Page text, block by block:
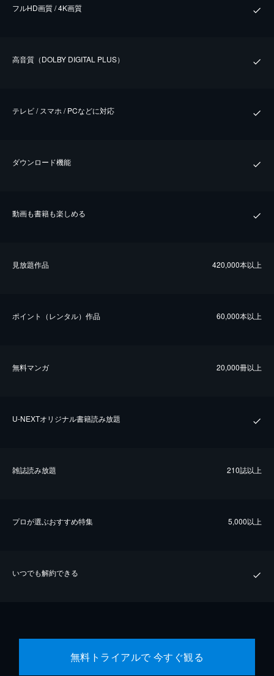
フルHD画質 / 4K画質
⾼⾳質（DOLBY DIGITAL PLUS）
テレビ / スマホ / PCなどに対応
ダウンロード機能
動画も書籍も楽しめる
⾒放題作品 420,000本以上
ポイント（レンタル）作品 60,000本以上
無料マンガ 20,000冊以上
U-NEXTオリジナル書籍読み放題
雑誌読み放題 210誌以上
プロが選ぶおすすめ特集 5,000以上
いつでも解約できる
無料トライアルで 今すぐ観る